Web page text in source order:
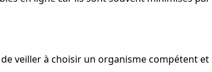
veiller à choisir un organisme compétent